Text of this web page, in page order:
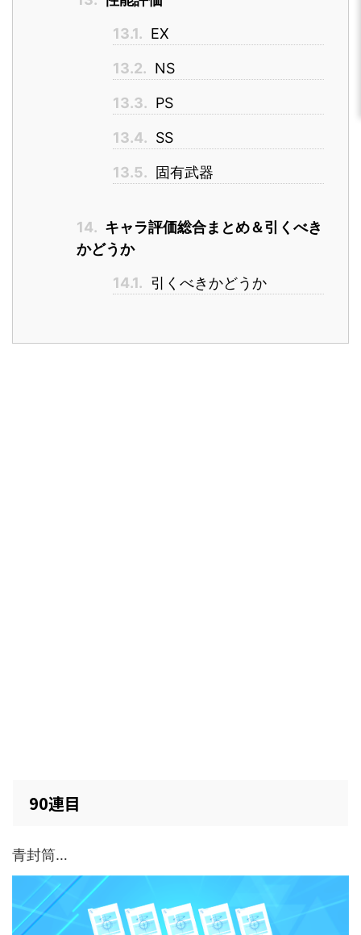
13.1. EX
13.2. NS
13.3. PS
13.4. SS
13.5. 固有武器
14. キャラ評価総合まとめ＆引くべき
かどうか
14.1. 引くべきかどうか
90連目
青封筒…